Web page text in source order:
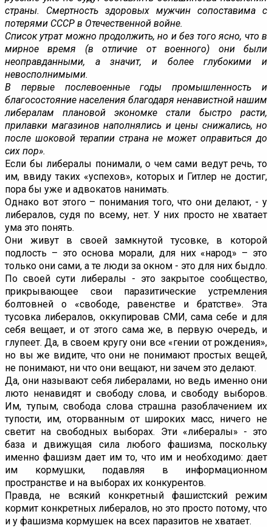
страны. Смертность здоровых мужчин сопоставима с
потерями СССР в Отечественной войне.
Список утрат можно продолжить, но и без того ясно, что в
мирное время (в отличие от военного) они были
неоправданными, а значит, и более глубокими и
невосполнимыми.
В первые послевоенные годы промышленность и
благосостояние населения благодаря ненавистной нашим
либералам плановой экономке стали быстро расти,
прилавки магазинов наполнялись и цены снижались, но
после шоковой терапии страна не может оправиться до
сих пор».
Если бы либералы понимали, о чем сами ведут речь, то
им, ввиду таких «успехов», которых и Гитлер не достиг,
пора бы уже и адвокатов нанимать.
Однако вот этого – понимания того, что они делают, - у
либералов, судя по всему, нет. У них просто не хватает
ума это понять.
Они живут в своей замкнутой тусовке, в которой
подлость – это основа морали, для них «народ» – это
только они сами, а те люди за окном - это для них быдло.
По своей сути либералы - это закрытое сообщество,
прикрывающее свои паразитические устремления
болтовней о «свободе, равенстве и братстве». Эта
тусовка либералов, оккупировав СМИ, сама себе и для
себя вещает, и от этого сама же, в первую очередь, и
глупеет. Да, в своем кругу они все «гении от рождения»,
но вы же видите, что они не понимают простых вещей,
не понимают, ни что они вещают, ни зачем это делают.
Да, они называют себя либералами, но ведь именно они
люто ненавидят и свободу слова, и свободу выборов.
Им, тупым, свобода слова страшна разоблачением их
тупости, им, оторванным от широких масс, ничего не
светит на свободных выборах. Эти «либералы» - это
база и движущая сила любого фашизма, поскольку
именно фашизм дает им то, что им и необходимо: дает
им кормушки, подавляя в информационном
пространстве и на выборах их конкурентов.
Правда, не всякий конкретный фашистский режим
кормит конкретных либералов, но это просто потому, что
и у фашизма кормушек на всех паразитов не хватает.